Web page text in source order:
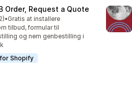
Order, Request a Quote
stjerner
i alt
•Gratis at installere
tilbud, formular til
og nem genbestilling i
Shopify